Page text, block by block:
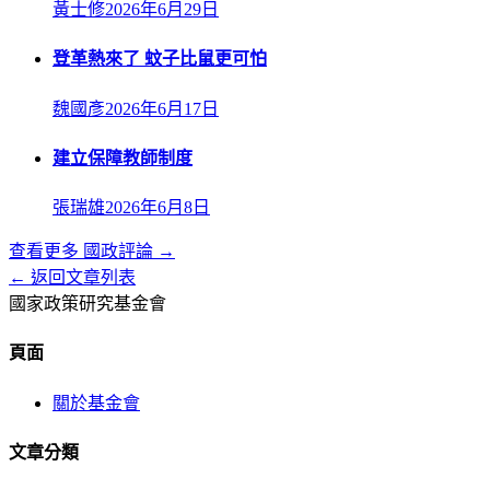
黃士修2026年6月29日
登革熱來了 蚊子比鼠更可怕
魏國彥2026年6月17日
建立保障教師制度
張瑞雄2026年6月8日
查看更多 國政評論 →
← 返回文章列表
國家政策研究基金會
頁面
關於基金會
文章分類